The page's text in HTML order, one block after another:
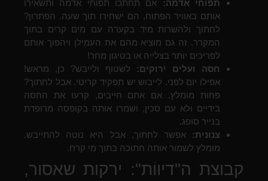
תפוחי אדמה:
אם תחתכו תפוחי אדמה ותשאירו
אותם באוויר הפתוח, הם ישחירו תוך שעה. הפתרון?
לחתוך ולהשרות מיד בקערה עם מים קרים בתוך
המקרר. זה גם מוציא מהם את העמילן ויהפוך אותם
לפריכים יותר בצלייה או בטיגון מחר!
חסה ועלים ירוקים:
לשטוף ולייבש? כן, מראש!
אפילו יום לפני. לייבוש יש תפקיד קריטי. אבל לחתוך?
פחות מומלץ. אם אתם חייבים, קרעו את החסה
בידיים ולא עם סכין, ושמרו אותה בקופסה מרופדת
בנייר סופג.
צנונית:
אפשר לחתוך, אבל היא נוטה להתייבש.
מומלץ לשמור אותה חתוכה בתוך מי קרח.
קבוצת ה"דיווֹת": ירקות שאסור,